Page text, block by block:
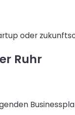
oder
Ruhr